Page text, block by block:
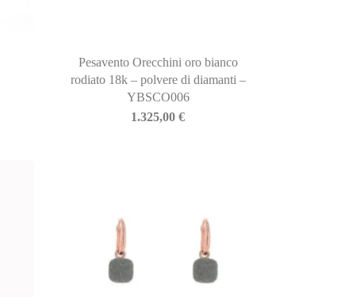
Pesavento Orecchini oro bianco
rodiato 18k – polvere di diamanti –
YBSCO006
1.325,00€